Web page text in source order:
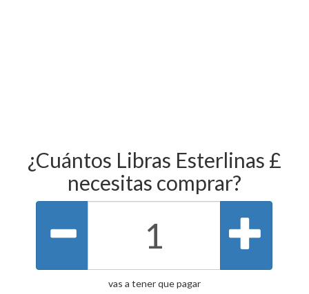
¿Cuántos Libras Esterlinas £
necesitas comprar?
vas a tener que pagar